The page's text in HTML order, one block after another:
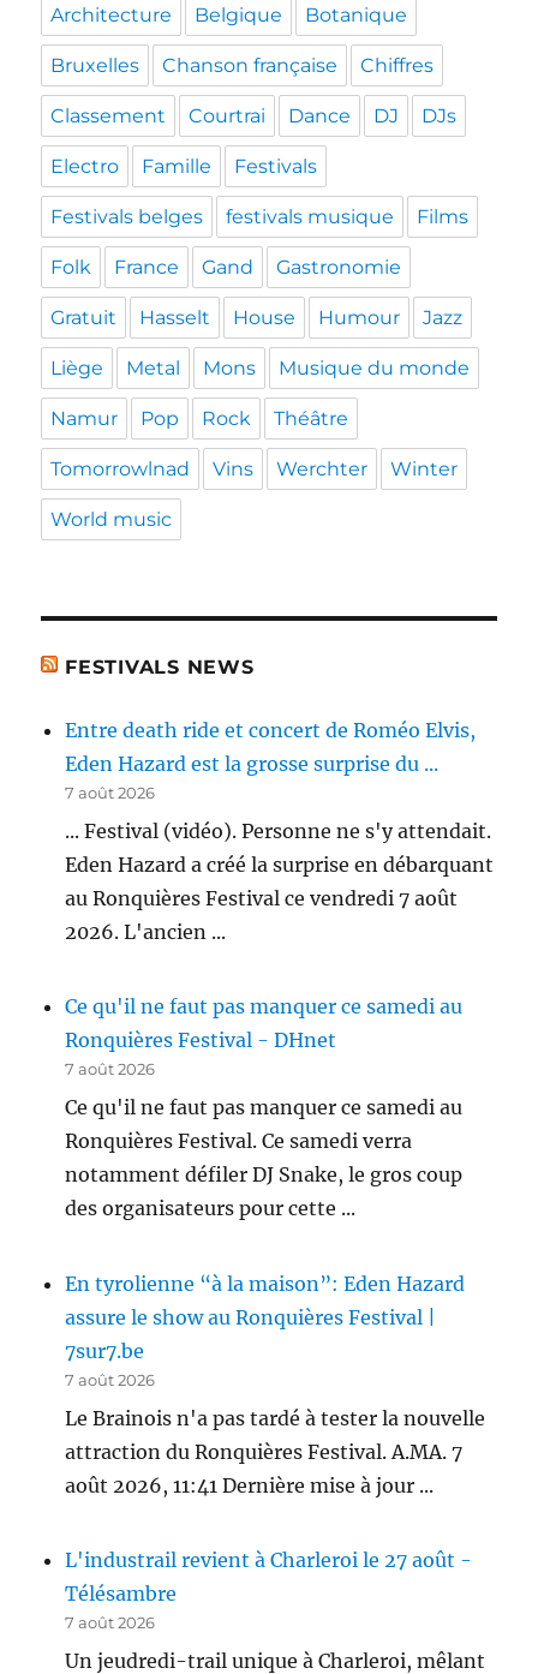
Architecture Belgique Botanique
Bruxelles Chanson française Chiffres
Classement Courtrai Dance DJ DJs
Electro Famille Festivals
Festivals belges festivals musique Films
Folk France Gand Gastronomie
Gratuit Hasselt House Humour Jazz
Liège Metal Mons Musique du monde
Namur Pop Rock Théâtre
Tomorrowlnad Vins Werchter Winter
World music
FESTIVALS NEWS
Entre death ride et concert de Roméo Elvis,
Eden Hazard est la grosse surprise du ...
7 août 2026
... Festival (vidéo). Personne ne s'y attendait.
Eden Hazard a créé la surprise en débarquant
au Ronquières Festival ce vendredi 7 août
2026. L'ancien ...
Ce qu'il ne faut pas manquer ce samedi au
Ronquières Festival - DHnet
7 août 2026
Ce qu'il ne faut pas manquer ce samedi au
Ronquières Festival. Ce samedi verra
notamment défiler DJ Snake, le gros coup
des organisateurs pour cette ...
En tyrolienne “à la maison”: Eden Hazard
assure le show au Ronquières Festival |
7sur7.be
7 août 2026
Le Brainois n'a pas tardé à tester la nouvelle
attraction du Ronquières Festival. A.MA. 7
août 2026, 11:41 Dernière mise à jour ...
L'industrail revient à Charleroi le 27 août -
Télésambre
7 août 2026
Un jeudredi-trail unique à Charleroi, mêlant